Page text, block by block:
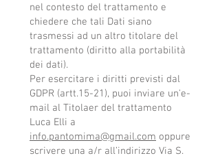
nel contesto del trattamento e
chiedere che tali Dati siano
trasmessi ad un altro titolare del
trattamento (diritto alla portabilità
dei dati).
Per esercitare i diritti previsti dal
GDPR (artt.15-21), puoi inviare un'e-
mail al Titolaer del trattamento
Luca Elli a
info.pantomima@gmail.com oppure
scrivere una a/r all’indirizzo Via S.